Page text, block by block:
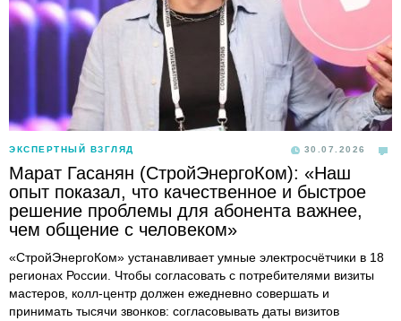
ЭКСПЕРТНЫЙ ВЗГЛЯД 30.07.2026
Марат Гасанян (СтройЭнергоКом): «Наш
опыт показал, что качественное и быстрое
решение проблемы для абонента важнее,
чем общение с человеком»
«СтройЭнергоКом» устанавливает умные электросчётчики в 18
регионах России. Чтобы согласовать с потребителями визиты
мастеров, колл-центр должен ежедневно совершать и
принимать тысячи звонков: согласовывать даты визитов